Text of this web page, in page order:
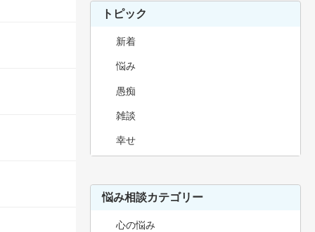
トピック
新着
悩み
愚痴
雑談
幸せ
悩み相談カテゴリー
心の悩み